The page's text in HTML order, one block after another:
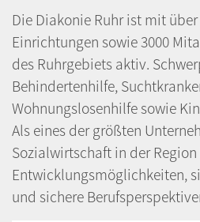
Die Diakonie Ruhr ist mit
Einrichtungen sowie 3000
des Ruhrgebiets aktiv.
Behindertenhilfe,
Wohnungslosenhilfe sowie
Als eines der größten
Sozialwirtschaft in der
Entwicklungsmöglichkeiten,
und sichere